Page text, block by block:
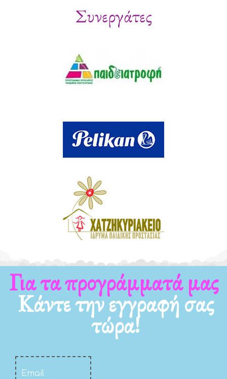
Συνεργάτες
Για τα νέα μας
Κάντε την εγγραφή σας
τώρα!